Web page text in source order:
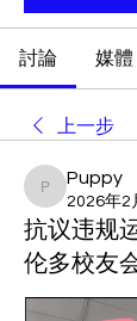
討論 媒體
上一步
Puppy
Puppy
2026年2
抗议违规
伦多校友